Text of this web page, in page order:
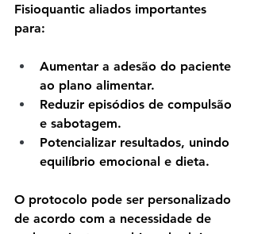
Fisioquantic aliados importantes
para:
Aumentar a adesão do paciente
ao plano alimentar.
Reduzir episódios de compulsão
e sabotagem.
Potencializar resultados, unindo
equilíbrio emocional e dieta.
O protocolo pode ser personalizado
de acordo com a necessidade de